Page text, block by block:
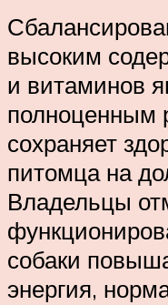
высоким
и витаминов
полноценным
сохраняет
питомца на
Владельцы
собаки
энергия,